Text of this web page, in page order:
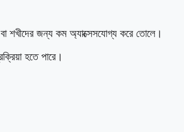
শখীদের জন্য কম অ্যাক্সেসযোগ্য করে তোলে।
হতে পারে।